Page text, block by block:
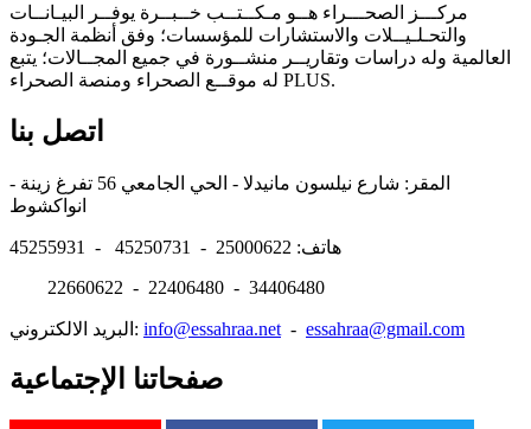
مركـــز الصحـــراء هــو مـكــتــب خــبــرة يوفــر البيـانــات
والتحـلـيــلات والاستشارات للمؤسسات؛ وفق أنظمة الجـودة
العالمية وله دراسات وتقاريــر منشــورة في جميع المجــالات؛ يتبع
له موقــع الصحراء ومنصة الصحراء PLUS.
اتصل بنا
المقر: شارع نيلسون مانيدلا - الحي الجامعي 56 تفرغ زينة -
هاتف: 25000622 - 45250731 - 45255931
22660622 - 22406480 - 34406480
البريد الالكتروني: info@essahraa.net - essahraa@gmail.com
صفحاتنا الإجتماعية